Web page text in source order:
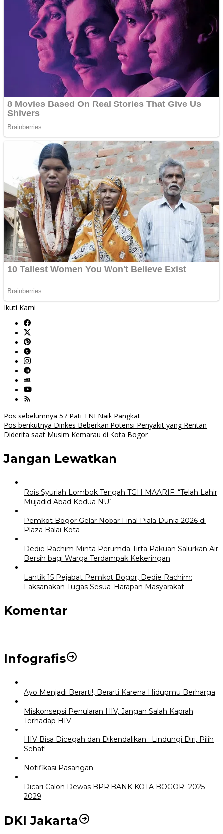
Ikuti Kami
Navigasi
pos
Pos sebelumnya 57 Pati TNI Naik Pangkat
Pos berikutnya Dinkes Beberkan Potensi Penyakit yang Rentan
Diderita saat Musim Kemarau di Kota Bogor
Jangan Lewatkan
Rois Syuriah Lombok Tengah TGH MAARIF: “Telah Lahir
Mujadid Abad Kedua NU”
Pemkot Bogor Gelar Nobar Final Piala Dunia 2026 di
Plaza Balai Kota
Dedie Rachim Minta Perumda Tirta Pakuan Salurkan Air
Bersih bagi Warga Terdampak Kekeringan
Lantik 15 Pejabat Pemkot Bogor, Dedie Rachim:
Laksanakan Tugas Sesuai Harapan Masyarakat
Komentar
Infografis
Ayo Menjadi Berarti!, Berarti Karena Hidupmu Berharga
Miskonsepsi Penularan HIV, Jangan Salah Kaprah
Terhadap HIV
HIV Bisa Dicegah dan Dikendalikan : Lindungi Diri, Pilih
Sehat!
Notifikasi Pasangan
Dicari Calon Dewas BPR BANK KOTA BOGOR 2025-
2029
DKI Jakarta